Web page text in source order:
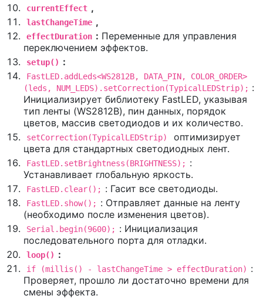
currentEffect ,
lastChangeTime ,
effectDuration : Переменные для управления
переключением эффектов.
setup() :
FastLED.addLeds<WS2812B, DATA_PIN, COLOR_ORDER>
(leds, NUM_LEDS).setCorrection(TypicalLEDStrip); :
Инициализирует библиотеку FastLED, указывая
тип ленты (WS2812B), пин данных, порядок
цветов, массив светодиодов и их количество.
setCorrection(TypicalLEDStrip)
оптимизирует
цвета для стандартных светодиодных лент.
FastLED.setBrightness(BRIGHTNESS); :
Устанавливает глобальную яркость.
FastLED.clear(); : Гасит все светодиоды.
FastLED.show(); : Отправляет данные на ленту
(необходимо после изменения цветов).
Serial.begin(9600); : Инициализация
последовательного порта для отладки.
loop() :
if (millis() - lastChangeTime > effectDuration) :
Проверяет, прошло ли достаточно времени для
смены эффекта.